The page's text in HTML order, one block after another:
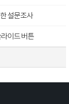
설문조사
이드 버튼